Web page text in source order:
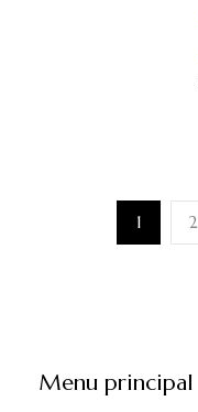
1 2
Menu principal